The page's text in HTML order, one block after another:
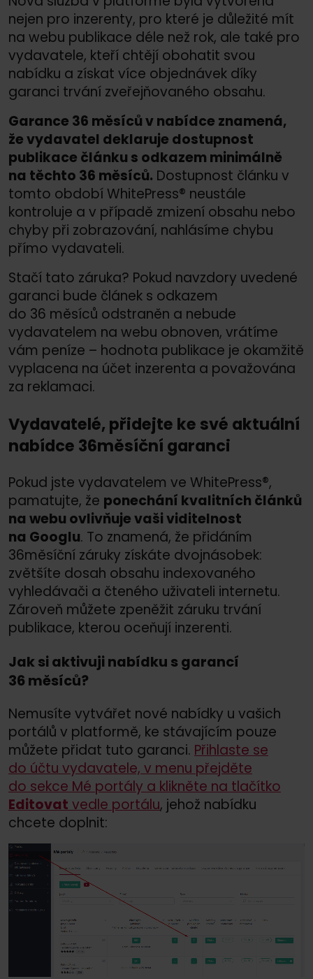
nejen pro inzerenty, pro které je důležité mít
na webu publikace déle než rok, ale také pro
vydavatele, kteří chtějí obohatit svou
nabídku a získat více objednávek díky
garanci trvání zveřejňovaného obsahu.
Garance 36 měsíců v nabídce znamená,
že vydavatel deklaruje dostupnost
publikace článku s odkazem minimálně
na těchto 36 měsíců. Dostupnost článku v
tomto období WhitePress® neustále
kontroluje a v případě zmizení obsahu nebo
chyby při zobrazování, nahlásíme chybu
přímo vydavateli.
Stačí tato záruka? Pokud navzdory uvedené
garanci bude článek s odkazem
do 36 měsíců odstraněn a nebude
vydavatelem na webu obnoven, vrátíme
vám peníze – hodnota publikace je okamžitě
vyplacena na účet inzerenta a považována
za reklamaci.
Vydavatelé, přidejte ke své aktuální
nabídce 36měsíční garanci
Pokud jste vydavatelem ve WhitePress®,
pamatujte, že ponechání kvalitních článků
na webu ovlivňuje vaši viditelnost
na Googlu. To znamená, že přidáním
36měsíční záruky získáte dvojnásobek:
zvětšíte dosah obsahu indexovaného
vyhledávači a čteného uživateli internetu.
Zároveň můžete zpeněžit záruku trvání
publikace, kterou oceňují inzerenti.
Jak si aktivuji nabídku s garancí
36 měsíců?
Nemusíte vytvářet nové nabídky u vašich
portálů v platformě, ke stávajícím pouze
můžete přidat tuto garanci. Přihlaste se
do účtu vydavatele, v menu přejděte
do sekce Mé portály a klikněte na tlačítko
Editovatvedle portálu, jehož nabídku
chcete doplnit: